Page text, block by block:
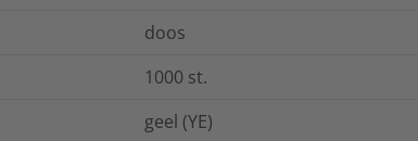
doos
1000 st.
geel (YE)